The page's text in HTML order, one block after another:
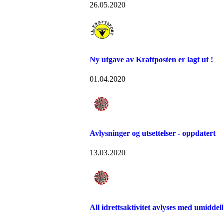
26.05.2020
Ny utgave av Kraftposten er lagt ut !
01.04.2020
Avlysninger og utsettelser - oppdatert
13.03.2020
All idrettsaktivitet avlyses med